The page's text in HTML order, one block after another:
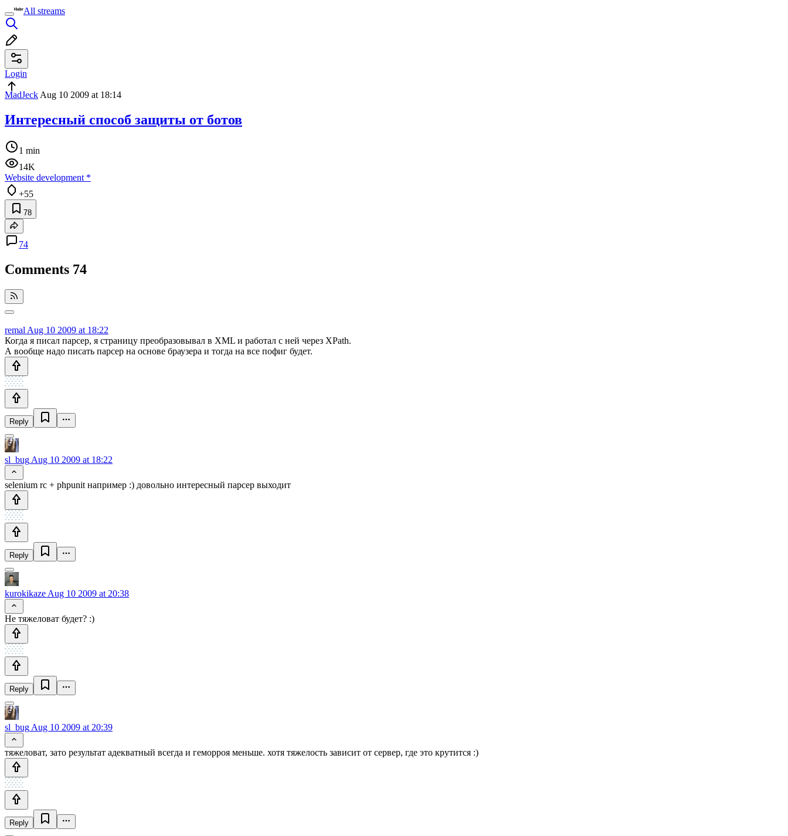
All streams
Login
MadJeck Aug 10 2009 at 18:14
Интересный способ защиты от ботов
1 min
14K
Website development *
+55
78
74
Comments 74
remal Aug 10 2009 at 18:22
Когда я писал парсер, я страницу преобразовывал в XML и работал с ней через XPath.
А вообще надо писать парсер на основе браузера и тогда на все пофиг будет.
Reply
sl_bug Aug 10 2009 at 18:22
selenium rc + phpunit например :) довольно интересный парсер выходит
Reply
kurokikaze Aug 10 2009 at 20:38
Не тяжеловат будет? :)
Reply
sl_bug Aug 10 2009 at 20:39
тяжеловат, зато результат адекватный всегда и геморроя меньше. хотя тяжелость зависит от сервер, где это крутится :)
Reply